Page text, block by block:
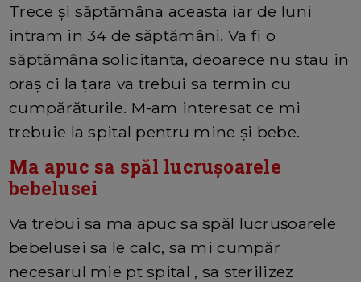
Trece și săptămâna aceasta iar de luni
intram in 34 de săptămâni. Va fi o
săptămâna solicitanta, deoarece nu stau in
oraș ci la țara va trebui sa termin cu
cumpărăturile. M-am interesat ce mi
trebuie la spital pentru mine și bebe.
Ma apuc sa spăl lucrușoarele
bebelusei
Va trebui sa ma apuc sa spăl lucrușoarele
bebelusei sa le calc, sa mi cumpăr
necesarul mie pt spital , sa sterilizez